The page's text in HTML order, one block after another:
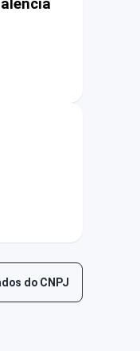
do CNPJ